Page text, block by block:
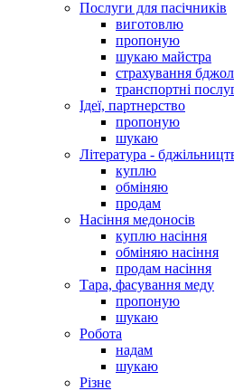
Послуги для пасічників
виготовлю
пропоную
шукаю майстра
страхування
транспортні
Ідеї, партнерство
пропоную
шукаю
Література -
куплю
обміняю
продам
Насіння медоносів
куплю насіння
обміняю насіння
продам насіння
Тара, фасування меду
пропоную
шукаю
Робота
надам
шукаю
Різне